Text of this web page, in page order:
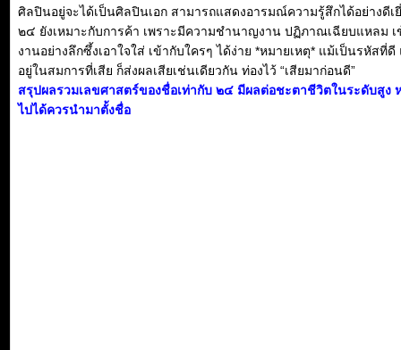
ศิลปินอยู่จะได้เป็นศิลปินเอก สามารถแสดงอารมณ์ความรู้สึกได้อย่างดีเ
๒๔ ยังเหมาะกับการค้า เพราะมีความชำนาญงาน ปฏิภาณเฉียบแหลม เ
งานอย่างลึกซึ้งเอาใจใส่ เข้ากับใครๆ ได้ง่าย *หมายเหตุ* แม้เป็นรหัสที่ดี
อยู่ในสมการที่เสีย ก็ส่งผลเสียเช่นเดียวกัน ท่องไว้ “เสียมาก่อนดี”
สรุปผลรวมเลขศาสตร์ของชื่อเท่ากับ ๒๔ มีผลต่อชะตาชีวิตในระดับสูง
ไปได้ควรนำมาตั้งชื่อ